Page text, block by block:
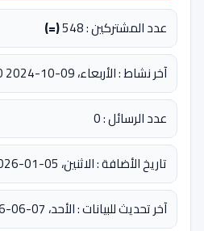
عدد المشتركين : 548
(=)
آخر نشاط : الأربعاء، 09-10-2024 08:30 مساءً
عدد الرسائل : 0
تاريخ الأضافة : الاثنين، 05-01-2026
آخر تحديث للبيانات : الأحد، 07-06-2026 10:07:01 مساءً